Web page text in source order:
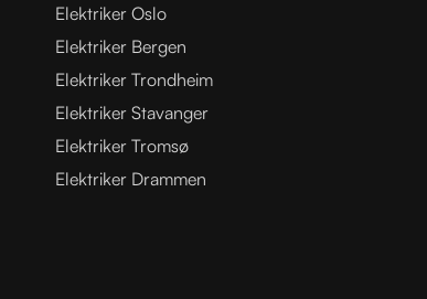
Elektriker Oslo
Elektriker Bergen
Elektriker Trondheim
Elektriker Stavanger
Elektriker Tromsø
Elektriker Drammen